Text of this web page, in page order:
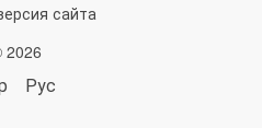
сайта
2026
Рус